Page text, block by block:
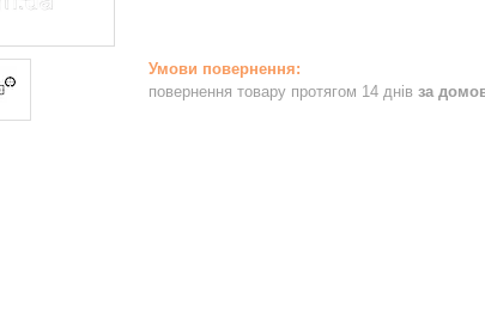
повернення товару протягом 14 днів за